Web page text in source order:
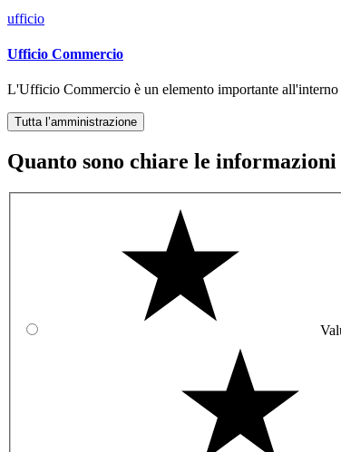
ufficio
Ufficio Commercio
L'Ufficio Commercio è un elemento importante
Tutta l’amministrazione
Quanto sono chiare le informazioni